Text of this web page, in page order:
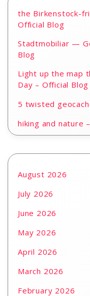
the Birkenstock-
Official Blog
Stadtmobiliar —
Blog
Light up the map
Day – Official Blog
5 twisted
hiking and nature
August 2026
July 2026
June 2026
May 2026
April 2026
March 2026
February 2026